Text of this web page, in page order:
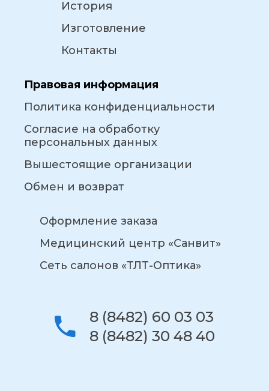
История
Изготовление
Контакты
Правовая информация
Политика конфиденциальности
Согласие на обработку
персональных данных
Вышестоящие организации
Обмен и возврат
Оформление заказа
Медицинский центр «Санвит»
Сеть салонов «ТЛТ-Оптика»
8 (8482) 60 03 03
8 (8482) 30 48 40